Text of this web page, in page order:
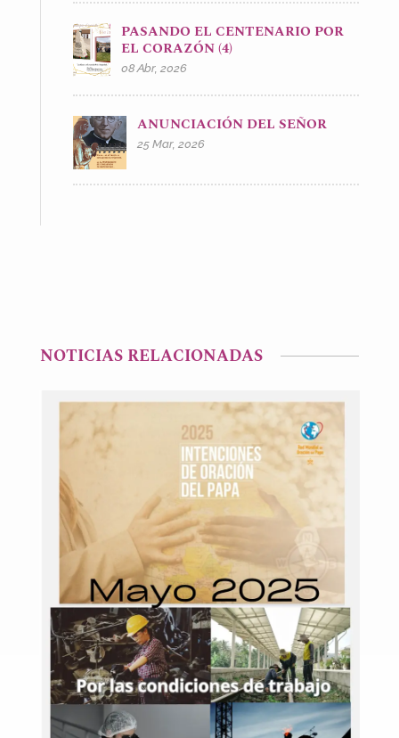
PASANDO EL CENTENARIO POR
EL CORAZÓN (4)
08 Abr, 2026
ANUNCIACIÓN DEL SEÑOR
25 Mar, 2026
NOTICIAS RELACIONADAS